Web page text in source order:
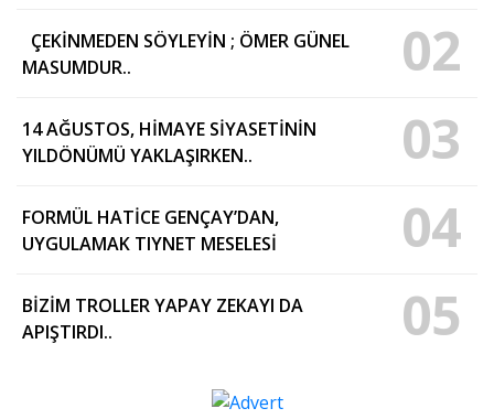
ÇEKİNMEDEN SÖYLEYİN ; ÖMER GÜNEL
MASUMDUR..
02
14 AĞUSTOS, HİMAYE SİYASETİNİN
YILDÖNÜMÜ YAKLAŞIRKEN..
03
FORMÜL HATİCE GENÇAY’DAN,
UYGULAMAK TIYNET MESELESİ
04
BİZİM TROLLER YAPAY ZEKAYI DA
APIŞTIRDI..
05